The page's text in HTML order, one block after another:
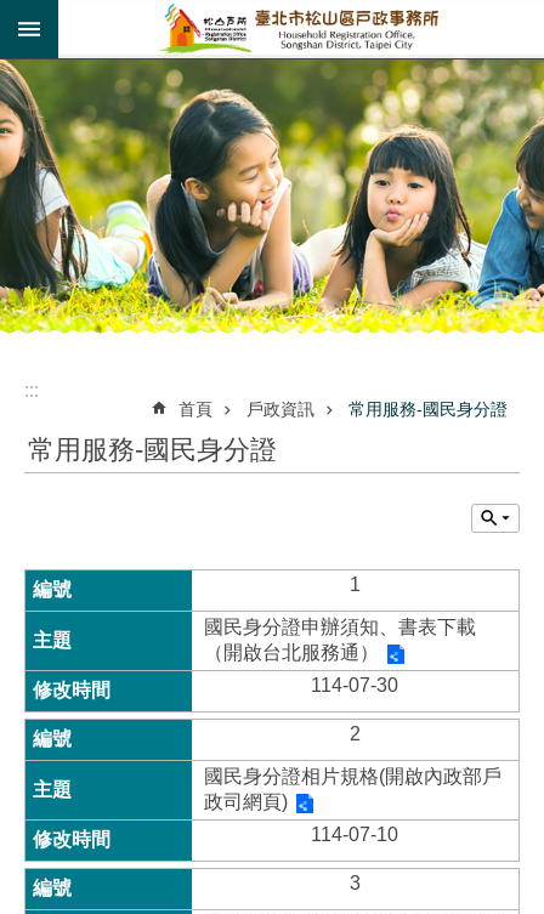
跳到主要內容區塊
:::
:::
首頁 戶政資訊 常用服務-國民身分證
常用服務-國民身分證
1
國民身分證申辦須知、書表下載
（開啟台北服務通）
114-07-30
2
國民身分證相片規格(開啟內政部戶
政司網頁)
114-07-10
3